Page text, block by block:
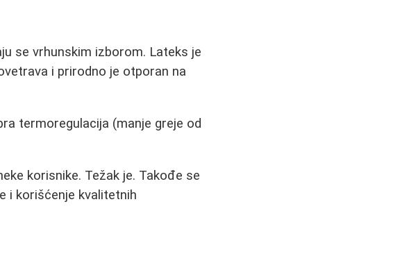
se vrhunskim izborom. Lateks je
i prirodno je otporan na
termoregulacija (manje greje od
korisnike. Težak je. Takođe se
i korišćenje kvalitetnih